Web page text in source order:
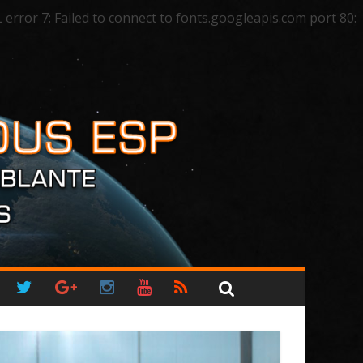
7: Failed to connect to fonts.googleapis.com port 80: